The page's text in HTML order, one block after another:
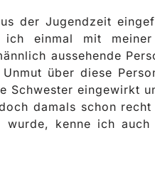
der Jugendzeit
ich einmal mit
aussehende
über diese
Schwester eingewirkt
damals schon
wurde, kenne ich